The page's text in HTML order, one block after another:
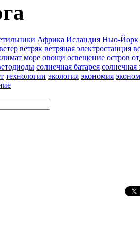
Африка Исландия Нью-Йорк
ветряк ветряная электростанция
море овощи освещение остров
солнечная батарея солнечная
технологии экология экономия